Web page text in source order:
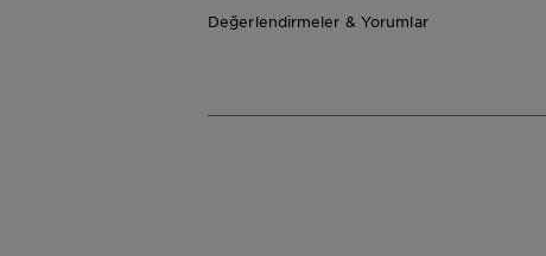
Değerlendirmeler & Yorumlar